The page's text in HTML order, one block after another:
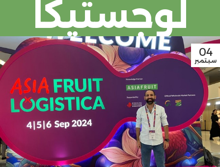
لوجستيكا
04
سبتمبر